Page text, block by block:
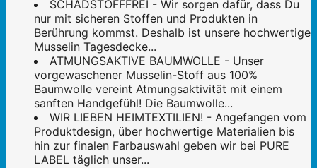
SCHADSTOFFFREI - Wir sorgen dafür, dass Du
nur mit sicheren Stoffen und Produkten in
Berührung kommst. Deshalb ist unsere hochwertige
Musselin Tagesdecke...
ATMUNGSAKTIVE BAUMWOLLE - Unser
vorgewaschener Musselin-Stoff aus 100%
Baumwolle vereint Atmungsaktivität mit einem
sanften Handgefühl! Die Baumwolle...
WIR LIEBEN HEIMTEXTILIEN! - Angefangen vom
Produktdesign, über hochwertige Materialien bis
hin zur finalen Farbauswahl geben wir bei PURE
LABEL täglich unser...